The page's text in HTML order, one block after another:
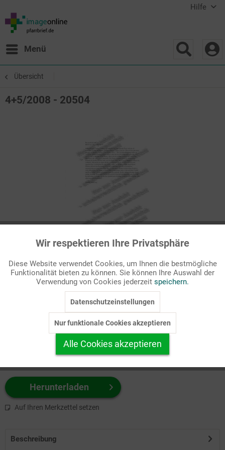
Hilfe
Menü
Übersicht
4+5/2008 - 20504
Passende Stichworte
Bibel, Meditation
zuerst Ihr Produktformat aus.
z.B. Farbe-Grafik, Schwarz-Weiß-Grafik, mit/ohne Text ...
Herunterladen
Auf Ihren Merkzettel setzen
Beschreibung
Funktionale Aktiv
Marketing Inaktiv
Personalisierung Inaktiv
Service
Wir respektieren Ihre Privatsphäre
Diese Website verwendet Cookies, um Ihnen die bestmögliche
Funktionalität bieten zu können. Sie können Ihre Auswahl der
Verwendung von Cookies jederzeit speichern.
Datenschutzeinstellungen
Nur funktionale Cookies akzeptieren
Alle Cookies akzeptieren